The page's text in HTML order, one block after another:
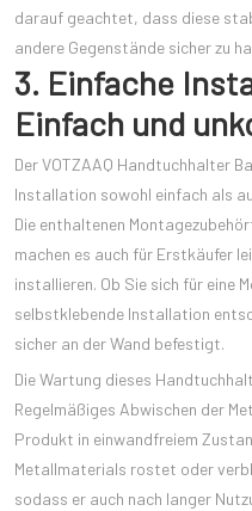
darauf geachtet, dass diese
andere Gegenstände sicher zu
3. Einfache
Einfach und
Der VOTZAAQ Handtuchhalter
Installation sowohl einfach als
Die enthaltenen
machen es auch für Erstkäufer
installieren. Ob Sie sich für eine
selbstklebende Installation
sicher an der Wand befestigt.
Die Wartung dieses
Regelmäßiges Abwischen der
Produkt in einwandfreiem
Metallmaterials rostet oder
sodass er auch nach langer